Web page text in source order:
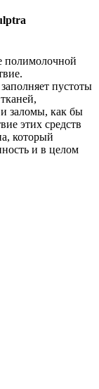
полимолочной
пустоты
заломы, как бы
этих средств
который
и в целом